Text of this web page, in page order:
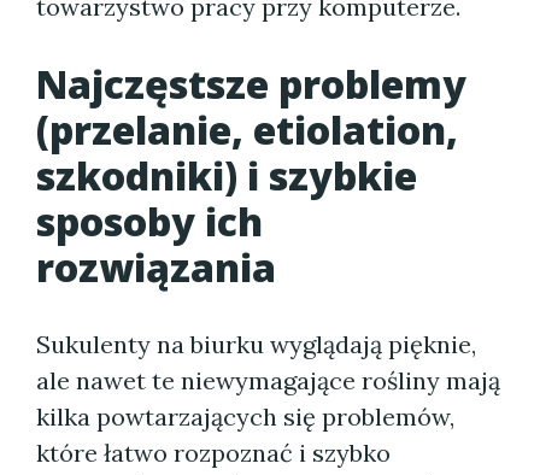
towarzystwo pracy przy komputerze.
Najczęstsze problemy
(przelanie, etiolation,
szkodniki) i szybkie
sposoby ich
rozwiązania
Sukulenty na biurku wyglądają pięknie,
ale nawet te niewymagające rośliny mają
kilka powtarzających się problemów,
które łatwo rozpoznać i szybko